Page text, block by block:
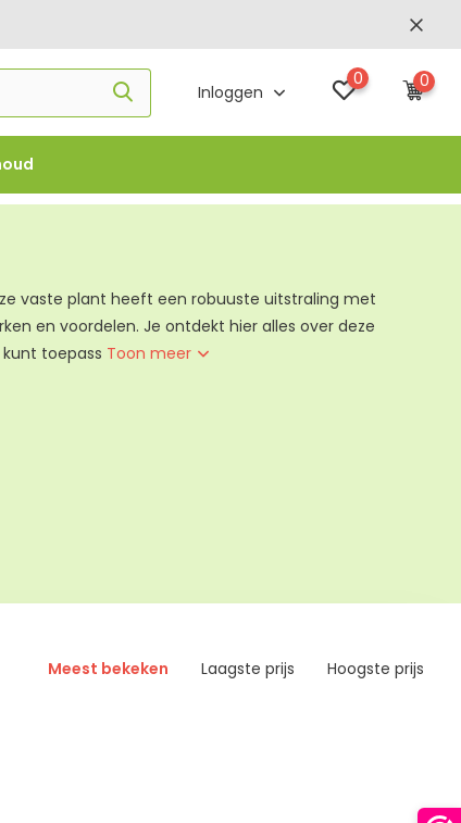
Inloggen
0 0
-
vaste plant heeft een robuuste uitstraling met
en voordelen. Je ontdekt hier alles over deze
toepass Toon meer
Meest bekeken Laagste prijs Hoogste prijs